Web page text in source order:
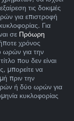
τις δοκιμές
για επιστροφή
Για
σε Πρόωρη
χρόνος
ωρών για την
που δεν είναι
μπορείτε να
πριν την
ή δύο ωρών για
κυκλοφορίας